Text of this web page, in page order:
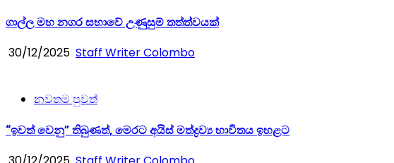
ගාල්ල මහ නගර සභාවේ උණුසුම් තත්ත්වයක්
30/12/2025 Staff Writer Colombo
නවතම පුවත්
“ඉවත් වෙනු” තිබුණත්, මෙරට අයිස් මත්ද්‍රව්‍ය භාවිතය ඉහළට